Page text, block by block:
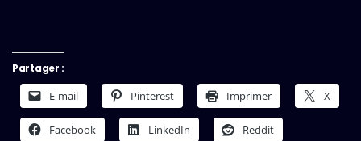
Partager :
E-mail Pinterest Imprimer X
Facebook LinkedIn Reddit